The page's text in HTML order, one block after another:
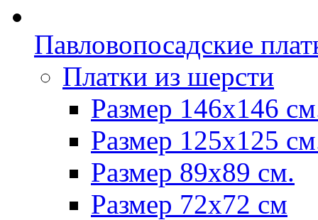
Павловопосадские
Платки из шерсти
Размер 146х146
Размер 125х125
Размер 89х89 см.
Размер 72x72 см